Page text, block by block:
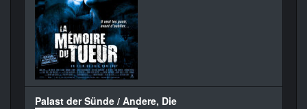
Palast der Sünde / Andere, Die